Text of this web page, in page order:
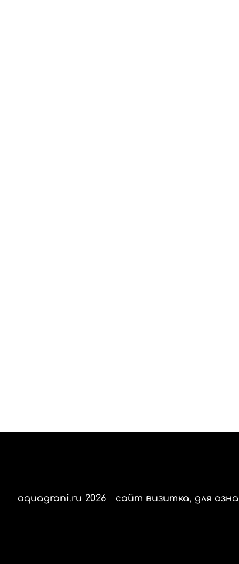
aquagrani.ru 2026 сайт визитка, для